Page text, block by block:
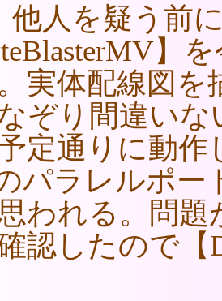
人を疑う前
】
実体配線図
ぞり間違い
定通りに動作
パラレルポー
われる。問
認したので【